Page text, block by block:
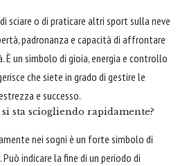
sciare o di praticare altri sport sulla neve
padronanza e capacità di affrontare
È un simbolo di gioia, energia e controllo
che siete in grado di gestire le
e successo.
sta sciogliendo rapidamente?
nei sogni è un forte simbolo di
indicare la fine di un periodo di